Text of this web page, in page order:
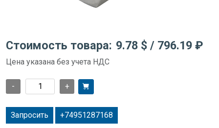
Стоимость товара: 9.78 $ / 796.19 ₽
Цена указана без учета НДС
- +
Запросить +74951287168